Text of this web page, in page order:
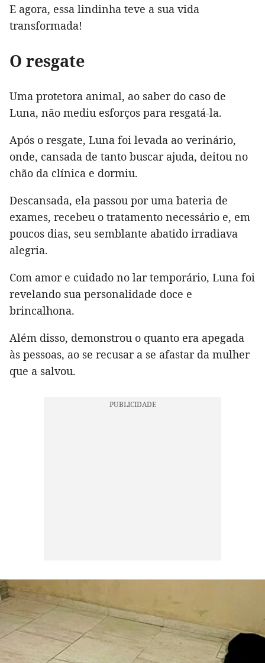
E agora, essa lindinha teve a sua vida
transformada!
O resgate
Uma protetora animal, ao saber do caso de
Luna, não mediu esforços para resgatá-la.
Após o resgate, Luna foi levada ao verinário,
onde, cansada de tanto buscar ajuda, deitou no
chão da clínica e dormiu.
Descansada, ela passou por uma bateria de
exames, recebeu o tratamento necessário e, em
poucos dias, seu semblante abatido irradiava
alegria.
Com amor e cuidado no lar temporário, Luna foi
revelando sua personalidade doce e
brincalhona.
Além disso, demonstrou o quanto era apegada
às pessoas, ao se recusar a se afastar da mulher
que a salvou.